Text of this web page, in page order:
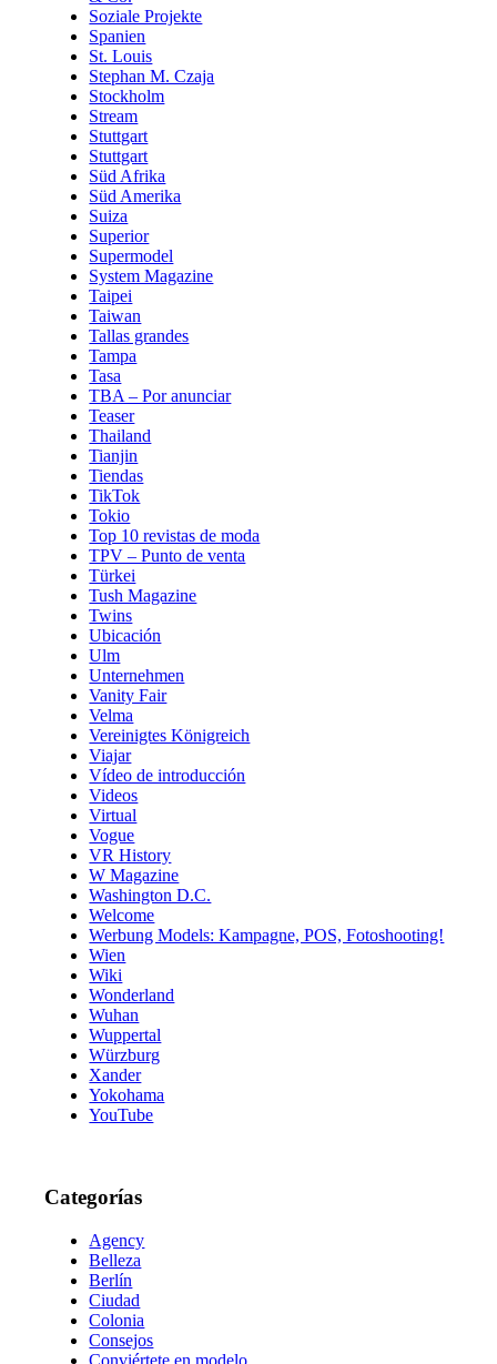
Soziale Projekte
Spanien
St. Louis
Stephan M. Czaja
Stockholm
Stream
Stuttgart
Stuttgart
Süd Afrika
Süd Amerika
Suiza
Superior
Supermodel
System Magazine
Taipei
Taiwan
Tallas grandes
Tampa
Tasa
TBA – Por anunciar
Teaser
Thailand
Tianjin
Tiendas
TikTok
Tokio
Top 10 revistas de moda
TPV – Punto de venta
Türkei
Tush Magazine
Twins
Ubicación
Ulm
Unternehmen
Vanity Fair
Velma
Vereinigtes Königreich
Viajar
Vídeo de introducción
Videos
Virtual
Vogue
VR History
W Magazine
Washington D.C.
Welcome
Werbung Models: Kampagne, POS, Fotoshooting!
Wien
Wiki
Wonderland
Wuhan
Wuppertal
Würzburg
Xander
Yokohama
YouTube
Categorías
Agency
Belleza
Berlín
Ciudad
Colonia
Consejos